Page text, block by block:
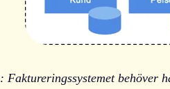
Faktureringssystemet behöver